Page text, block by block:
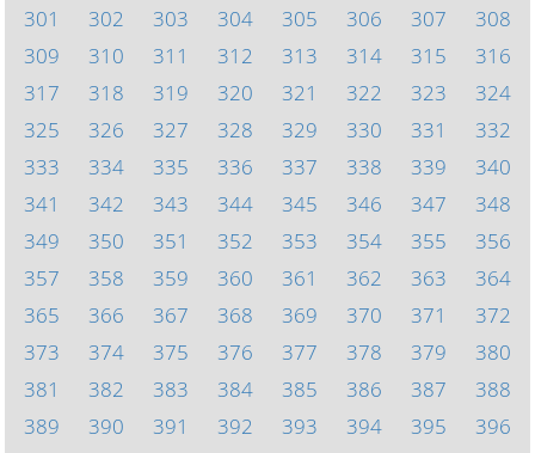
301
302 303 304 305 306 307
308
309
310 311 312 313 314 315
316
317
318 319 320 321 322 323
324
325
326 327 328 329 330 331
332
333
334 335 336 337 338 339
340
341
342 343 344 345 346 347
348
349
350 351 352 353 354 355
356
357
358 359 360 361 362 363
364
365
366 367 368 369 370 371
372
373
374 375 376 377 378 379
380
381
382 383 384 385 386 387
388
389
390 391 392 393 394 395
396